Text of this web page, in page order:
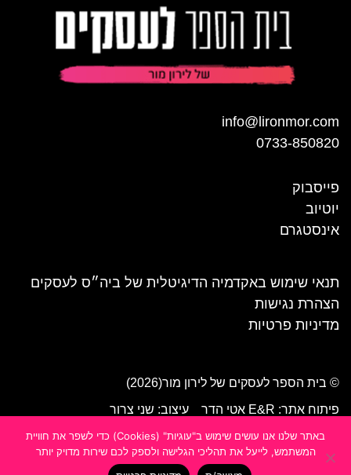
info@lironmor.com
0733-850820
פייסבוק
יוטיוב
אינסטגרם
תנאי שימוש באקדמיה הדיגיטלית של ביה״ס לעסקים
הצהרת נגישות
מדיניות פרטיות
© בית הספר לעסקים של לירון מור(2026)
פיתוח אתר: E&R אטי הדר
עיצוב: שני צרור
באתר שלנו אנו עושים שימוש ב"עוגיות" (Cookies) כדי לשפר את חוויית
המשתמש, לייעל את תהליכי הגלישה ולספק לכם שירות מדויק יותר